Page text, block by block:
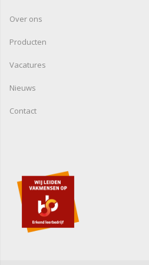
Over ons
Producten
Vacatures
Nieuws
Contact